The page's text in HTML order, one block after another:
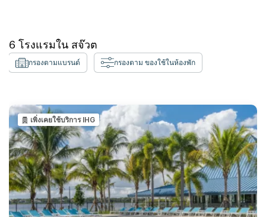
6 โรงแรมใน สจ๊วต
กรองตามแบรนด์ กรองตาม ของใช้ในห้องพัก
เพิ่งเคยใช้บริการ IHG